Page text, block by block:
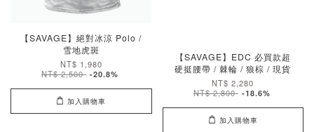
【SAVAGE】絕對冰涼 Polo /
雪地虎斑
NT$ 1,980
NT$ 2,500 -20.8%
加入購物車
【SAVAGE】EDC 必買款超
硬挺腰帶 / 棘輪 / 狼棕 / 現貨
NT$ 2,280
NT$ 2,800 -18.6%
加入購物車